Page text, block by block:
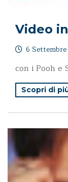
Video
6
con i Pooh e
Scopri di